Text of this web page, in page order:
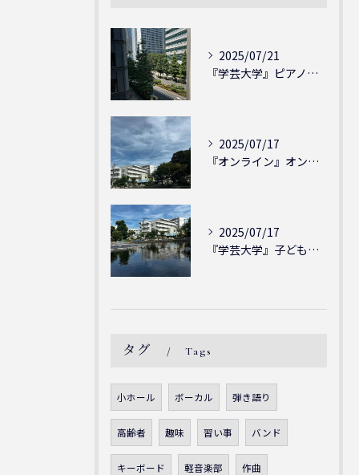
2025/07/21
『学芸大学』ピアノを弾ける喜び - シェリー・アーツ音楽教室...
2025/07/17
『オンライン』オンラインの会員様大募集中！シェリー・アーツ音...
2025/07/17
『学芸大学』子どもには子どもの表現が大切！シェリー・アーツ音...
タグ Tags
小ホール ボーカル 弾き語り
高齢者 趣味 習い事 バンド
キーボード 軽音楽部 作曲